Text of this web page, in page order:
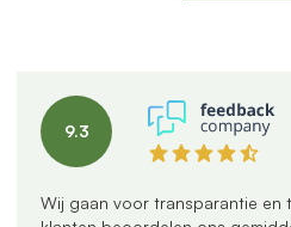
Altijd passend bij jouw
verschillende maten,
verdelingen
U-profielen met
9.3
Wij gaan voor transparantie en